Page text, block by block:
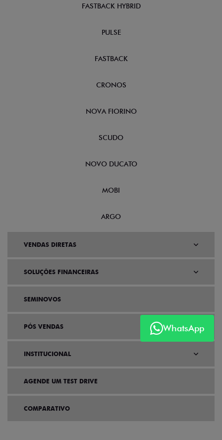
WhatsApp
FASTBACK HYBRID
PULSE
FASTBACK
CRONOS
NOVA FIORINO
SCUDO
NOVO DUCATO
MOBI
ARGO
VENDAS DIRETAS
SOLUÇÕES FINANCEIRAS
SEMINOVOS
PÓS VENDAS
INSTITUCIONAL
AGENDE UM TEST DRIVE
COMPARATIVO